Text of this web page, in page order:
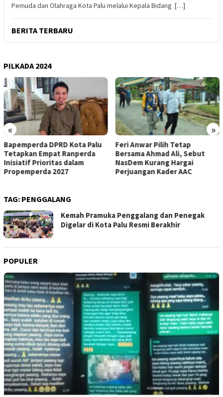
Pemuda dan Olahraga Kota Palu melalui Kepala Bidang […]
BERITA TERBARU
PILKADA 2024
« »
Bapemperda DPRD Kota Palu
Tetapkan Empat Ranperda
Inisiatif Prioritas dalam
Propemperda 2027
Feri Anwar Pilih Tetap
Bersama Ahmad Ali, Sebut
NasDem Kurang Hargai
Perjuangan Kader AAC
TAG: PENGGALANG
Kemah Pramuka Penggalang dan Penegak
Digelar di Kota Palu Resmi Berakhir
POPULER